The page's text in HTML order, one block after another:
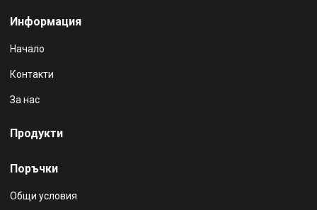
Информация
Начало
Контакти
За нас
Продукти
Поръчки
Общи условия